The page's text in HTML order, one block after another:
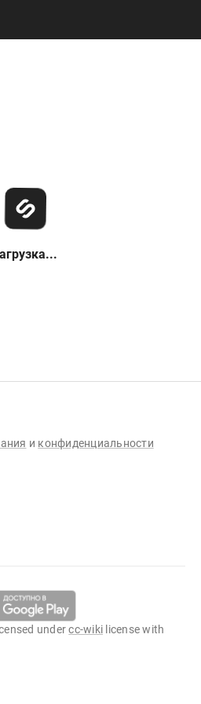
и конфиденциальности
undercc-wiki license with